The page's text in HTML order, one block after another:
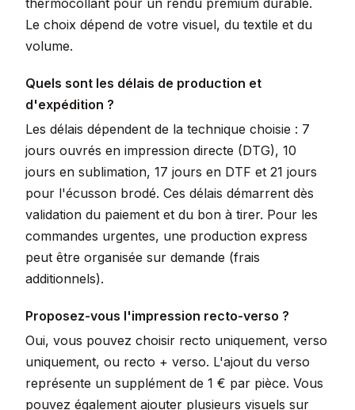
thermocollant pour un rendu premium durable.
Le choix dépend de votre visuel, du textile et du
volume.
Quels sont les délais de production et
d'expédition ?
Les délais dépendent de la technique choisie : 7
jours ouvrés en impression directe (DTG), 10
jours en sublimation, 17 jours en DTF et 21 jours
pour l'écusson brodé. Ces délais démarrent dès
validation du paiement et du bon à tirer. Pour les
commandes urgentes, une production express
peut être organisée sur demande (frais
additionnels).
Proposez-vous l'impression recto-verso ?
Oui, vous pouvez choisir recto uniquement, verso
uniquement, ou recto + verso. L'ajout du verso
représente un supplément de 1 € par pièce. Vous
pouvez également ajouter plusieurs visuels sur